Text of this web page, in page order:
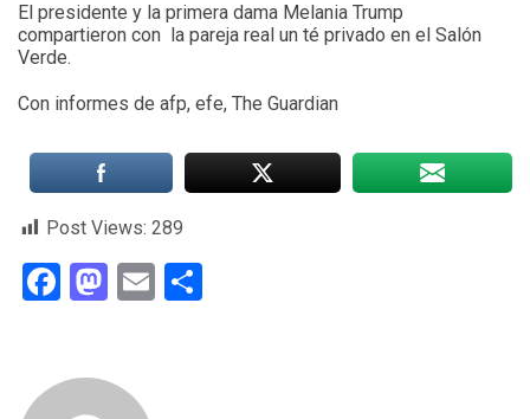
El presidente y la primera dama Melania Trump
compartieron con la pareja real un té privado en el Salón
Verde.
Con informes de afp, efe, The Guardian
Post Views: 289
Facebook
Mastodon
Email